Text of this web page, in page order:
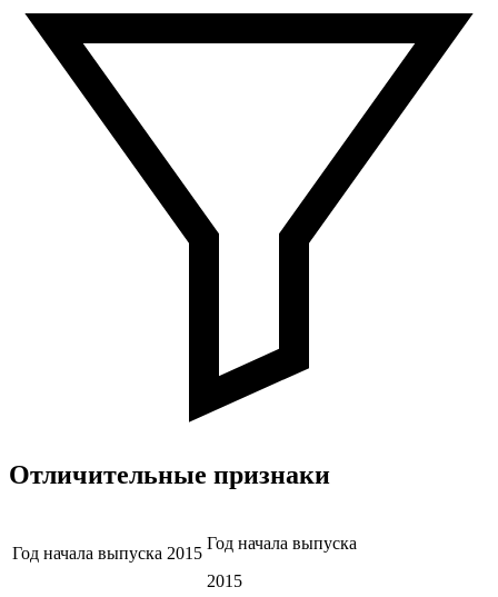
Отличительные признаки
Год начала выпуска 2015
Год начала выпуска
2015